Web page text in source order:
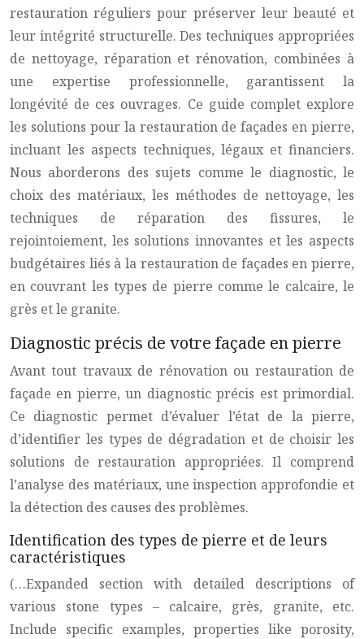
restauration réguliers pour préserver leur beauté et
leur intégrité structurelle. Des techniques appropriées
de nettoyage, réparation et rénovation, combinées à
une expertise professionnelle, garantissent la
longévité de ces ouvrages. Ce guide complet explore
les solutions pour la restauration de façades en pierre,
incluant les aspects techniques, légaux et financiers.
Nous aborderons des sujets comme le diagnostic, le
choix des matériaux, les méthodes de nettoyage, les
techniques de réparation des fissures, le
rejointoiement, les solutions innovantes et les aspects
budgétaires liés à la restauration de façades en pierre,
en couvrant les types de pierre comme le calcaire, le
grès et le granite.
Diagnostic précis de votre façade en pierre
Avant tout travaux de rénovation ou restauration de
façade en pierre, un diagnostic précis est primordial.
Ce diagnostic permet d’évaluer l’état de la pierre,
d’identifier les types de dégradation et de choisir les
solutions de restauration appropriées. Il comprend
l’analyse des matériaux, une inspection approfondie et
la détection des causes des problèmes.
Identification des types de pierre et de leurs
caractéristiques
(…Expanded section with detailed descriptions of
various stone types – calcaire, grès, granite, etc.
Include specific examples, properties like porosity,